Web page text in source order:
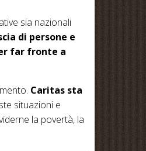
sia nazionali
di persone e
far fronte a
Caritas sta
situazioni e
la povertà, la